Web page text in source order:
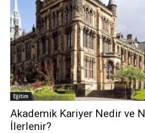
Eğitim
Akademik Kariyer Nedir ve
İlerlenir?